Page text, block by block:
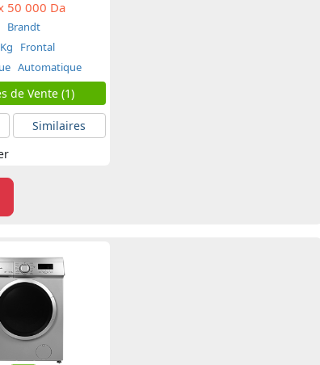
50 000 Da
Brandt
Frontal
Automatique
de Vente (1)
Similaires